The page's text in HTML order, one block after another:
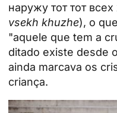
наружу тот тот
vsekh khuzhe), o
"aquele que tem a
ditado existe desde
ainda marcava os
criança.